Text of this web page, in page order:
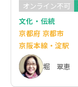
オンライン不可
文化・伝統
京都府 京都市
京阪本線・淀駅
堀 翠恵